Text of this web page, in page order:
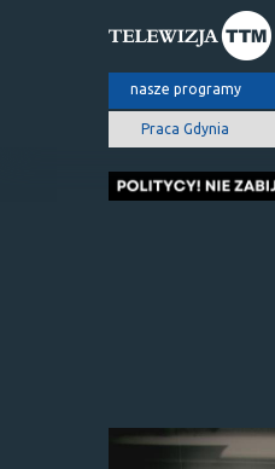
nasze programy
Praca Gdynia